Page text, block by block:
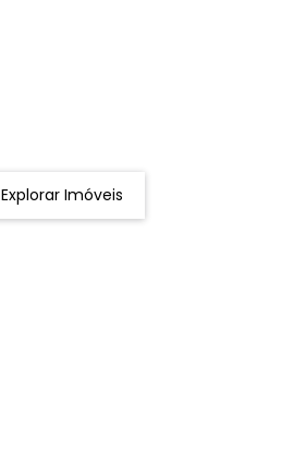
Explorar Imóveis